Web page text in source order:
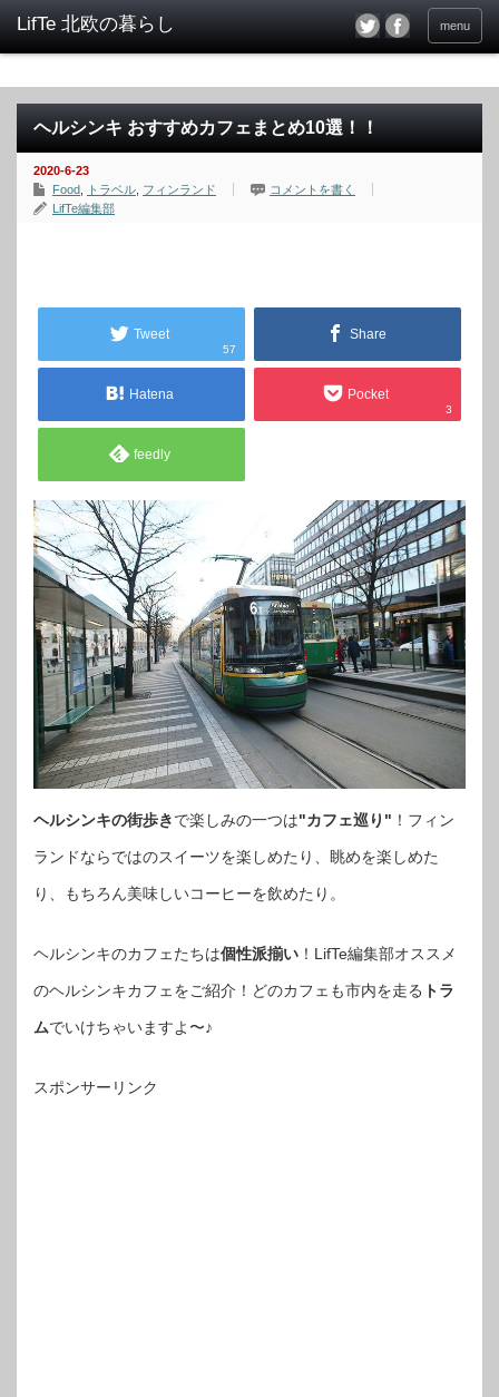
menu
ヘルシンキ おすすめカフェまとめ10選！！
2020-6-23
Food
トラベル フィンランド
コメントを書く
LifTe編集部
Tweet
57
Share
Hatena Pocket
3
feedly
ヘルシンキの街歩きで楽しみの一つは"カフェ巡り" ！フィン
ランドならではのスイーツを楽しめたり、眺めを楽しめた
り、もちろん美味しいコーヒーを飲めたり。
ヘルシンキのカフェたちは個性派揃い ！LifTe編集部オススメ
のヘルシンキカフェをご紹介！どのカフェも市内を走る トラ
ムでいけちゃいますよ〜♪
スポンサーリンク